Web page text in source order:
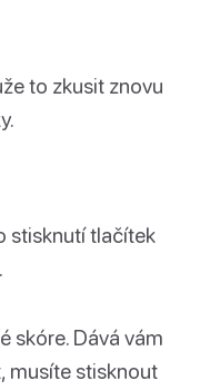
to zkusit znovu
stisknutí tlačítek
skóre. Dává vám
musíte stisknout